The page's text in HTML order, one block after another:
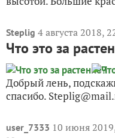
Steplig 4 августа 2018,
Что это за
Добрый лень,
спасибо.
user_7333 10 июня